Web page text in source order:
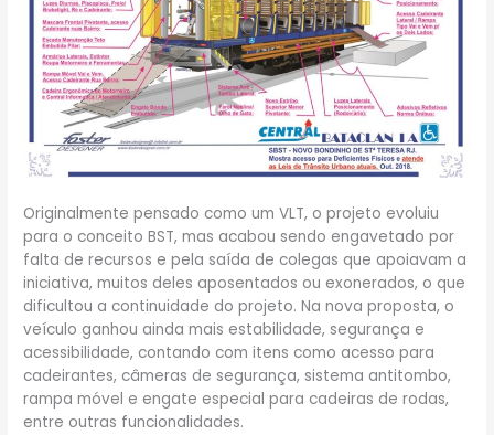
Originalmente pensado como um VLT, o projeto evoluiu
para o conceito BST, mas acabou sendo engavetado por
falta de recursos e pela saída de colegas que apoiavam a
iniciativa, muitos deles aposentados ou exonerados, o que
dificultou a continuidade do projeto. Na nova proposta, o
veículo ganhou ainda mais estabilidade, segurança e
acessibilidade, contando com itens como acesso para
cadeirantes, câmeras de segurança, sistema antitombo,
rampa móvel e engate especial para cadeiras de rodas,
entre outras funcionalidades.